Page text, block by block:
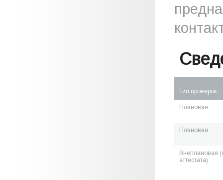
Тип проверок
Плановая
Плановая
Внеплановая
аттестата)